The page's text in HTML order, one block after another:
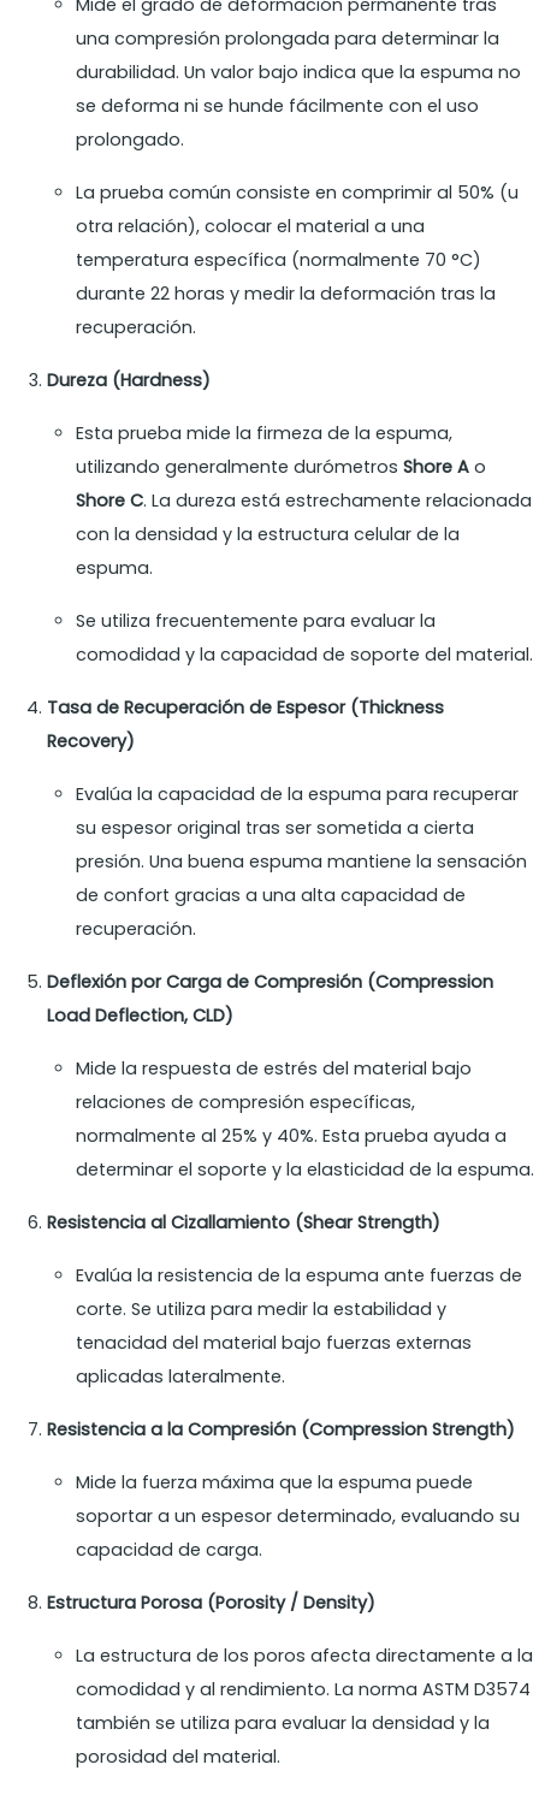
Mide el grado de deformación permanente tras
una compresión prolongada para determinar la
durabilidad. Un valor bajo indica que la espuma no
se deforma ni se hunde fácilmente con el uso
prolongado.
La prueba común consiste en comprimir al 50% (u
otra relación), colocar el material a una
temperatura específica (normalmente 70 °C)
durante 22 horas y medir la deformación tras la
recuperación.
Dureza (Hardness)
Esta prueba mide la firmeza de la espuma,
utilizando generalmente durómetrosShore A o
Shore C. La dureza está estrechamente relacionada
con la densidad y la estructura celular de la
espuma.
Se utiliza frecuentemente para evaluar la
comodidad y la capacidad de soporte del material.
Tasa de Recuperación de Espesor (Thickness
Recovery)
Evalúa la capacidad de la espuma para recuperar
su espesor original tras ser sometida a cierta
presión. Una buena espuma mantiene la sensación
de confort gracias a una alta capacidad de
recuperación.
Deflexión por Carga de Compresión (Compression
Load Deflection, CLD)
Mide la respuesta de estrés del material bajo
relaciones de compresión específicas,
normalmente al 25% y 40%. Esta prueba ayuda a
determinar el soporte y la elasticidad de la espuma.
Resistencia al Cizallamiento (Shear Strength)
Evalúa la resistencia de la espuma ante fuerzas de
corte. Se utiliza para medir la estabilidad y
tenacidad del material bajo fuerzas externas
aplicadas lateralmente.
Resistencia a la Compresión (Compression Strength)
Mide la fuerza máxima que la espuma puede
soportar a un espesor determinado, evaluando su
capacidad de carga.
Estructura Porosa (Porosity / Density)
La estructura de los poros afecta directamente a la
comodidad y al rendimiento. La norma ASTM D3574
también se utiliza para evaluar la densidad y la
porosidad del material.